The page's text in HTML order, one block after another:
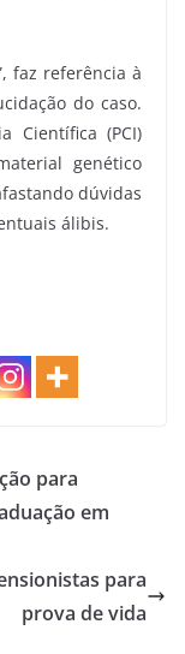
faz referência à
do caso.
Científica (PCI)
genético
dúvidas
álibis.
para
em
para
prova de vida